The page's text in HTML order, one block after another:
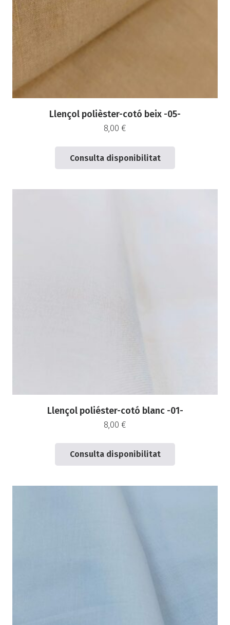
Llençol polièster-cotó beix -05-
8,00 €
Consulta disponibilitat
Llençol poliéster-cotó blanc -01-
8,00 €
Consulta disponibilitat